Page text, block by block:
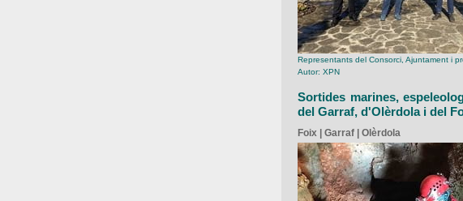
Representants del Consorci, Ajuntament i
Autor: XPN
Sortides marines,
del Garraf, d'Olèrdola i del
Foix | Garraf | Olèrdola